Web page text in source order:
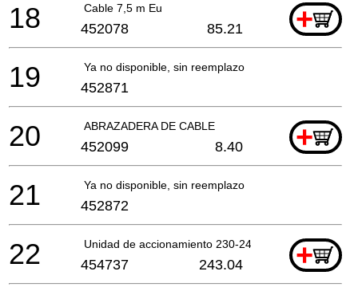
Cable 7,5 m Eu +
18 452078 85.21
Ya no disponible, sin reemplazo
19 452871
ABRAZADERA DE CABLE +
20 452099 8.40
Ya no disponible, sin reemplazo
21 452872
Unidad de accionamiento 230-240v +
22 454737 243.04